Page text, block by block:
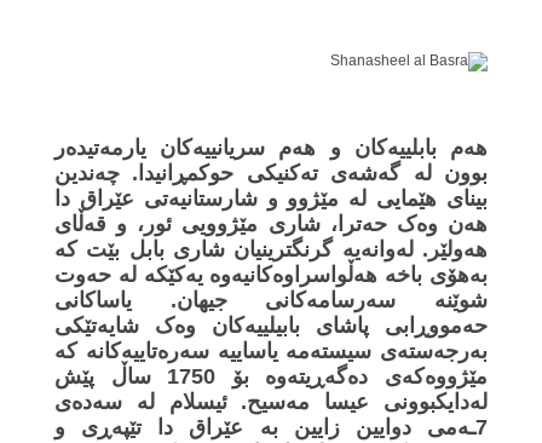
هەم بابلییەکان و هەم سریانییەکان یارمەتیدەر
بوون لە گەشەی تەکنیکی حوکمڕانیدا. چەندین
بینای هێمایی لە مێژوو و شارستانیەتی عێراق دا
هەن وەک حەترا، شاری مێژوویی ئور، و قەڵای
هەولێر. لەوانەیە گرنگترینیان شاری بابل بێت کە
بەهۆی باخە هەڵواسراوەکانیەوە یەکێکە لە حەوت
شوێنە سەرسامەکانی جیهان. یاساکانی
حەمووڕابی پاشای بابیلییەکان وەک شایەتێکی
بەرجەستەی سیستەمە یاساییە سەرەتاییەکانە کە
مێژووەکەی دەگەڕیتەوە بۆ 1750 ساڵ پێش
لەدایکبوونی عیسا مەسیح. ئیسلام لە سەدەی
7ـەمی دوایین زایین بە عێراق دا تێپەڕی و